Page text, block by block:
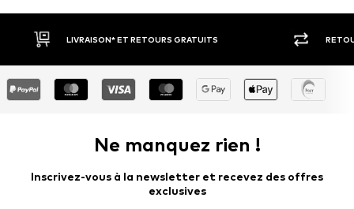
RETOUR SOUS 30 JOURS LARGE
Ne manquez rien !
Inscrivez-vous à la newsletter et recevez des offres
exclusives